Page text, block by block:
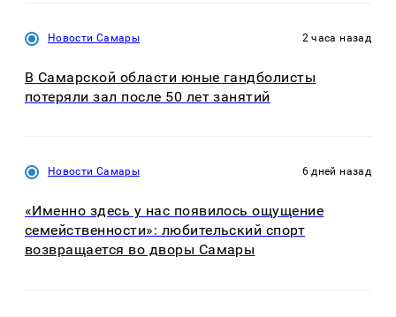
Новости Самары 2 часа назад
В Самарской области юные гандболисты
потеряли зал после 50 лет занятий
Новости Самары 6 дней назад
«Именно здесь у нас появилось ощущение
семейственности»: любительский спорт
возвращается во дворы Самары